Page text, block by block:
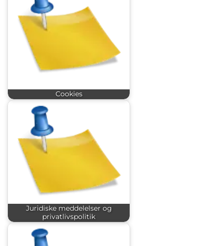
Cookies
Juridiske meddelelser og
privatlivspolitik